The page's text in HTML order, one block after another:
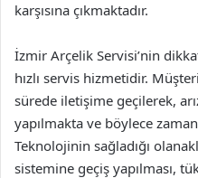
karşısına çıkmaktadır.
İzmir Arçelik Servisi’nin
hızlı servis hizmetidir.
sürede iletişime geçilerek,
yapılmakta ve böylece
Teknolojinin sağladığı
sistemine geçiş yapılması,